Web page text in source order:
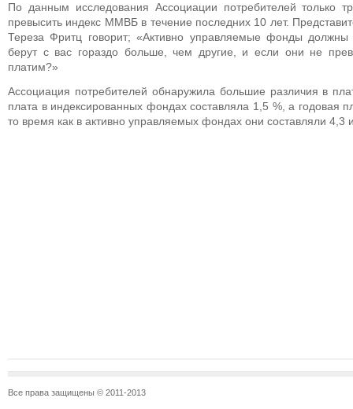
По данным исследования Ассоциации потребителей только
превысить индекс ММВБ в течение последних 10 лет.
Тереза Фритц говорит; «Активно управляемые фонды должны
берут с вас гораздо больше, чем другие, и если они не
платим?»
Ассоциация потребителей обнаружила большие различия в
плата в индексированных фондах составляла 1,5 %, а годовая
то время как в активно управляемых фондах они составляли 4,3
Все права защищены © 2011-2013